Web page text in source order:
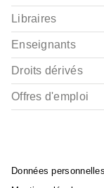
Libraires
Enseignants
Droits dérivés
Offres d'emploi
Données personnelles